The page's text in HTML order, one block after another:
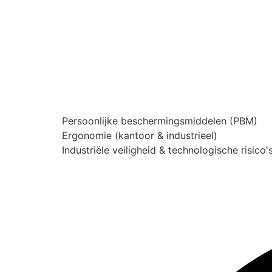
Persoonlijke beschermingsmiddelen (PBM)
Ergonomie (kantoor & industrieel)
Industriële veiligheid & technologische